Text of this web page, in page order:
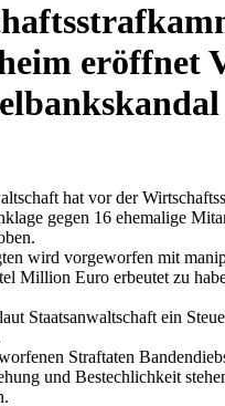
eröffnet
hat vor der
gegen 16 ehemalige
wird vorgeworfen mit
Million Euro erbeutet zu
Staatsanwaltschaft ein
Straftaten
und Bestechlichkeit